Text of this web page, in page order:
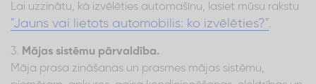
Lai uzzinātu, kā izvēlēties automašīnu, lasiet mūsu rakstu
"Jauns vai lietots automobilis: ko izvēlēties?".
3. Mājas sistēmu pārvaldība.
Māja prasa zināšanas un prasmes mājas sistēmu,